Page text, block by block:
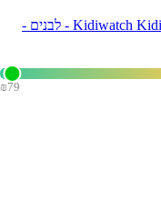
שעון חכם לילדים 4G עם סים מובנה Kidiwatch Kidi Call 10 - לבנים -
₪79